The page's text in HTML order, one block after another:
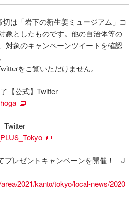
は「岩下の新生姜ミュージアム」コ
象としたものです。他の自治体等の
対象のキャンペーンツイートを確認
をご覧いただけません。
【公式】Twitter
Twitter
プレゼントキャンペーンを開催！｜J
2021/kanto/tokyo/local-news/2020